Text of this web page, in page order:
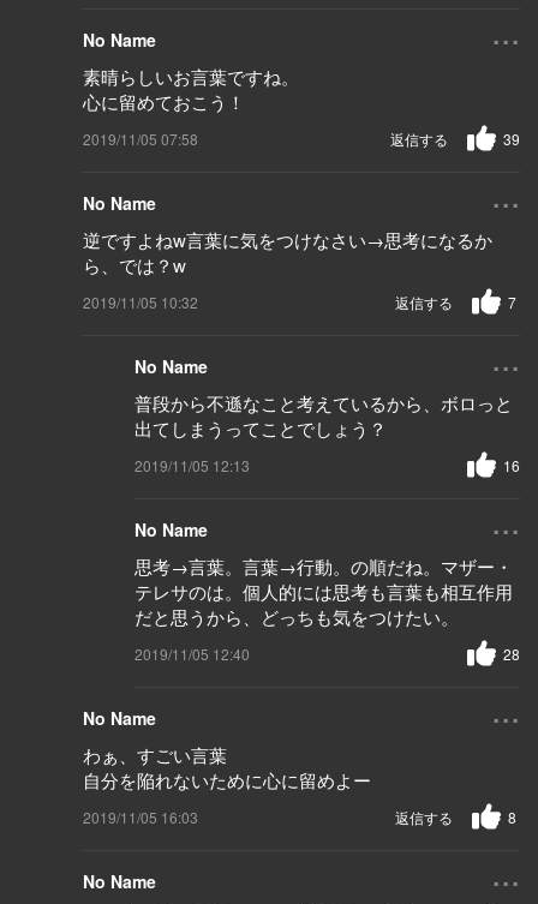
No Name ...
素晴らしいお言葉ですね。
心に留めておこう！
2019/11/05 07:58 39
返信する
No Name ...
逆ですよねw言葉に気をつけなさい→思考になるか
ら、では？w
2019/11/05 10:32 7
返信する
No Name ...
普段から不遜なこと考えているから、ボロっと
出てしまうってことでしょう？
2019/11/05 12:13 16
No Name ...
思考→言葉。言葉→行動。の順だね。マザー・
テレサのは。個人的には思考も言葉も相互作用
だと思うから、どっちも気をつけたい。
2019/11/05 12:40 28
No Name ...
わぁ、すごい言葉
自分を陥れないために心に留めよー
2019/11/05 16:03 8
返信する
No Name ...